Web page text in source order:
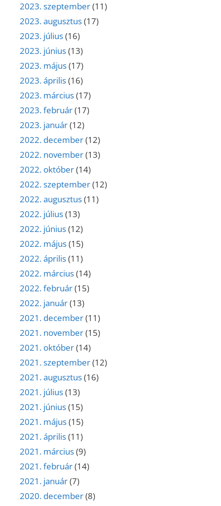
2023. szeptember(11)
2023. augusztus(17)
2023. július(16)
2023. június(13)
2023. május(17)
2023. április(16)
2023. március(17)
2023. február(17)
2023. január(12)
2022. december(12)
2022. november(13)
2022. október(14)
2022. szeptember(12)
2022. augusztus(11)
2022. július(13)
2022. június(12)
2022. május(15)
2022. április(11)
2022. március(14)
2022. február(15)
2022. január(13)
2021. december(11)
2021. november(15)
2021. október(14)
2021. szeptember(12)
2021. augusztus(16)
2021. július(13)
2021. június(15)
2021. május(15)
2021. április(11)
2021. március(9)
2021. február(14)
2021. január(7)
2020. december(8)